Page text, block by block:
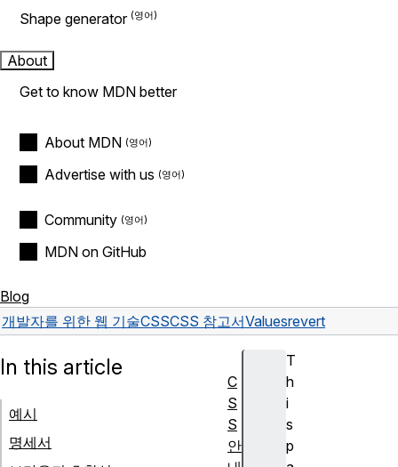
Shape generator
About
Get to know MDN better
About MDN
Advertise with us
Community
MDN on GitHub
Blog
개발자를 위한 웹 기술CSSCSS 참고서Valuesrevert
T
h
i
s
p
In this article
예시
명세서
C
S
S
안